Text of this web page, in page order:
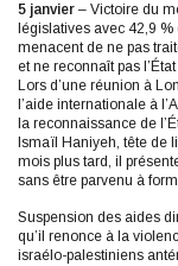
5 janvier – Victoire du
législatives avec 42,9
menacent de ne pas
et ne reconnaît pas l’État
Lors d’une réunion à
l’aide internationale à
la reconnaissance de
Ismaïl Haniyeh, tête de
mois plus tard, il
sans être parvenu à
Suspension des aides
qu’il renonce à la
israélo-palestiniens